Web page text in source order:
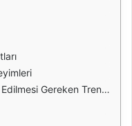
Gereken Trendler